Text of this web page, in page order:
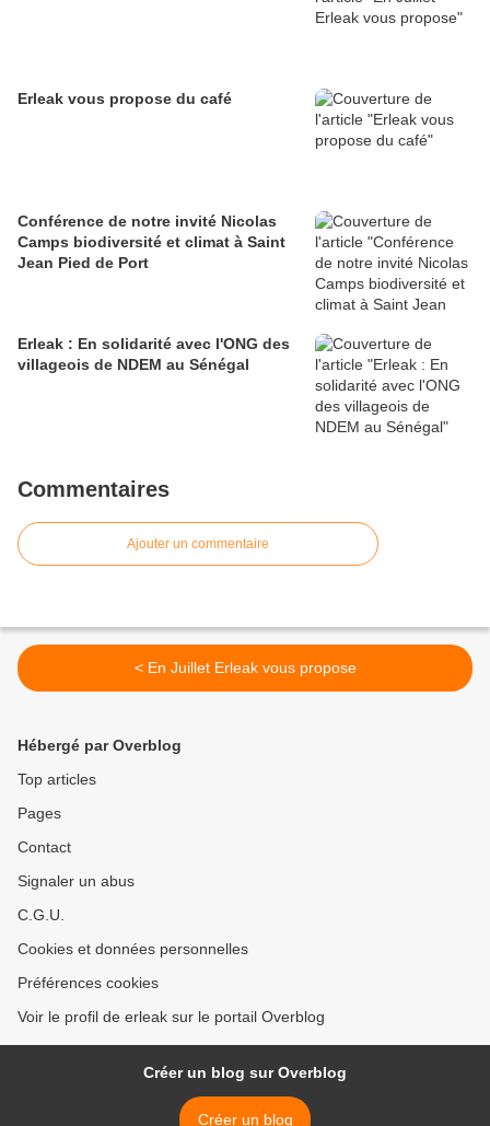
Erleak vous propose du café
Conférence de notre invité Nicolas
Camps biodiversité et climat à Saint
Jean Pied de Port
Erleak : En solidarité avec l'ONG des
villageois de NDEM au Sénégal
Commentaires
Ajouter un commentaire
< En Juillet Erleak vous propose
Hébergé par Overblog
Top articles
Pages
Contact
Signaler un abus
C.G.U.
Cookies et données personnelles
Préférences cookies
Voir le profil de erleak sur le portail Overblog
Créer un blog sur Overblog
Créer un blog